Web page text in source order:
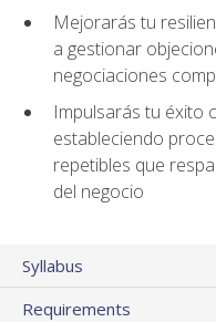
Mejorarás tu
a gestionar
negociaciones
Impulsarás tu éxito
estableciendo
repetibles que
del negocio
Syllabus
Requirements